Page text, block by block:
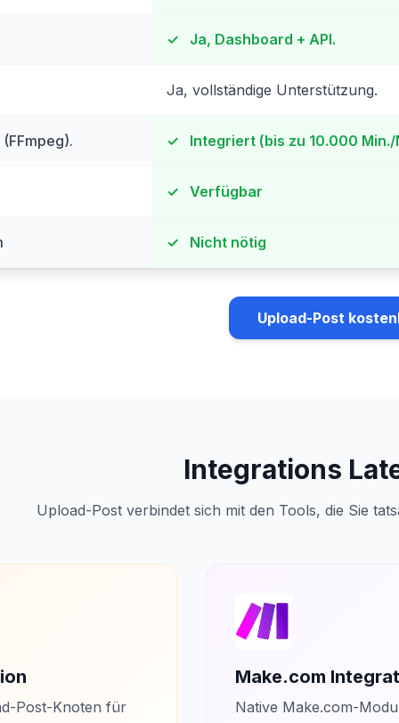
✓ Ja, Dashboard + API.
Ja, vollständige Unterstützung.
✓ Integriert (bis zu 10.000 Min./
✓ Verfügbar
✓ Nicht nötig
Upload-Post
Integrations
Upload-Post verbindet sich mit den Tools, die Sie
Post-Knoten für
Make.com
Native Make.com-